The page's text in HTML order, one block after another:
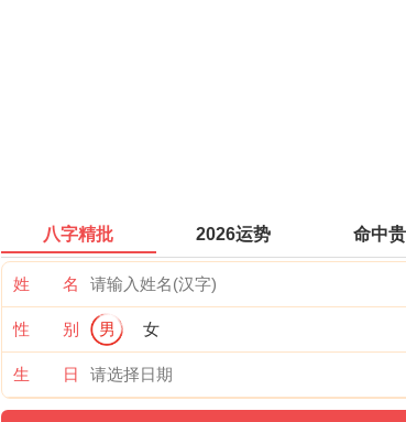
八字精批 2026运势 命中
姓 名
性 别 男 女
生 日